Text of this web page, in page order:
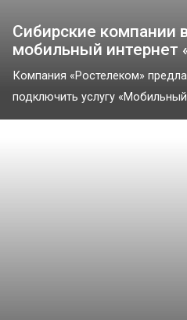
Сибирские компании
мобильный интернет
Компания «Ростелеком»
подключить услугу «Мобильный